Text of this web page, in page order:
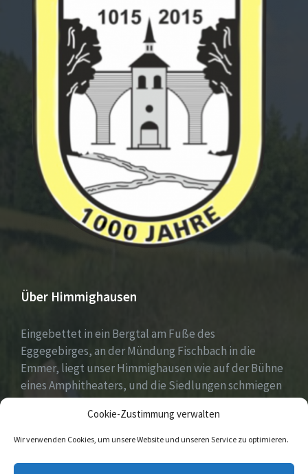
Cookie-Zustimmung verwalten
Wir verwenden Cookies, um unsere Website und unseren Service zu optimieren.
Über Himmighausen
Eingebettet in ein Bergtal am Fuße des
Eggegebirges, an der Mündung Fischbach in die
Emmer, liegt unser Himmighausen wie auf der Bühne
eines Amphitheaters, und die Siedlungen schmiegen
sich an die umgebenden, seit Jahrhunderten mit
Mischwäldern bepflanzten Berge.